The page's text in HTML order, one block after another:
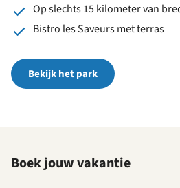
Op slechts 15 kilometer van
Bistro les Saveurs met terras
Bekijk het park
Boek jouw vakantie